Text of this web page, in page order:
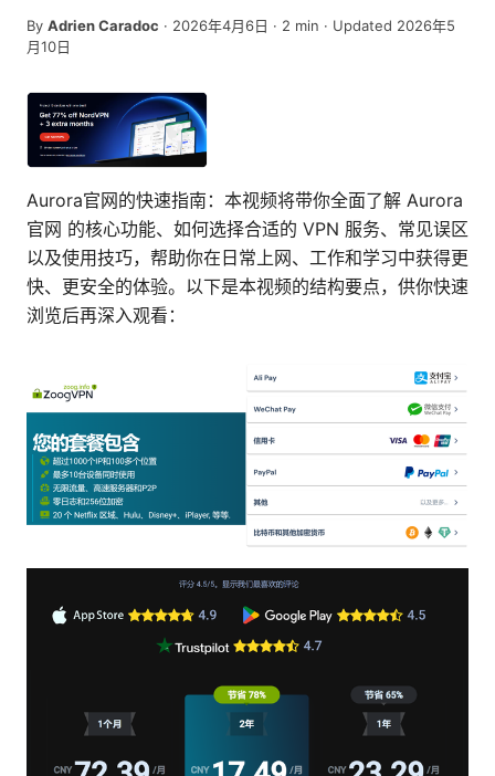
By Adrien Caradoc · 2026年4月6日 · 2 min · Updated 2026年5
月10日
Aurora官网的快速指南：本视频将带你全面了解 Aurora
官网 的核心功能、如何选择合适的 VPN 服务、常见误区
以及使用技巧，帮助你在日常上网、工作和学习中获得更
快、更安全的体验。以下是本视频的结构要点，供你快速
浏览后再深入观看：